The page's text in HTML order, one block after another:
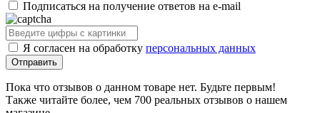
Подписаться на получение ответов на e-mail
Я согласен на обработку персональных данных
Пока что отзывов о данном товаре нет. Будьте первым!
Также читайте более, чем 700 реальных отзывов о нашем